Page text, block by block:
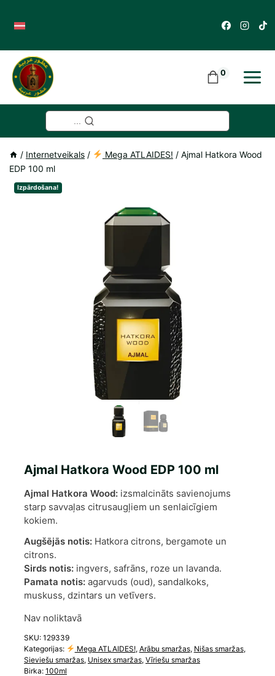
content
0
/ Internetveikals / Mega ATLAIDES! / Ajmal Hatkora Wood
EDP 100 ml
Izpārdošana!
Ajmal Hatkora Wood EDP 100 ml
Ajmal Hatkora Wood: izsmalcināts savienojums
starp savvaļas citrusaugļiem un senlaicīgiem
kokiem.
Augšējās notis: Hatkora citrons, bergamote un
citrons.
Sirds notis: ingvers, safrāns, roze un lavanda.
Pamata notis: agarvuds (oud), sandalkoks,
muskuss, dzintars un vetīvers.
Nav noliktavā
SKU: 129339
Kategorijas:
Mega ATLAIDES!, Arābu smaržas, Nišas smaržas,
Sieviešu smaržas, Unisex smaržas, Vīriešu smaržas
Birka: 100ml